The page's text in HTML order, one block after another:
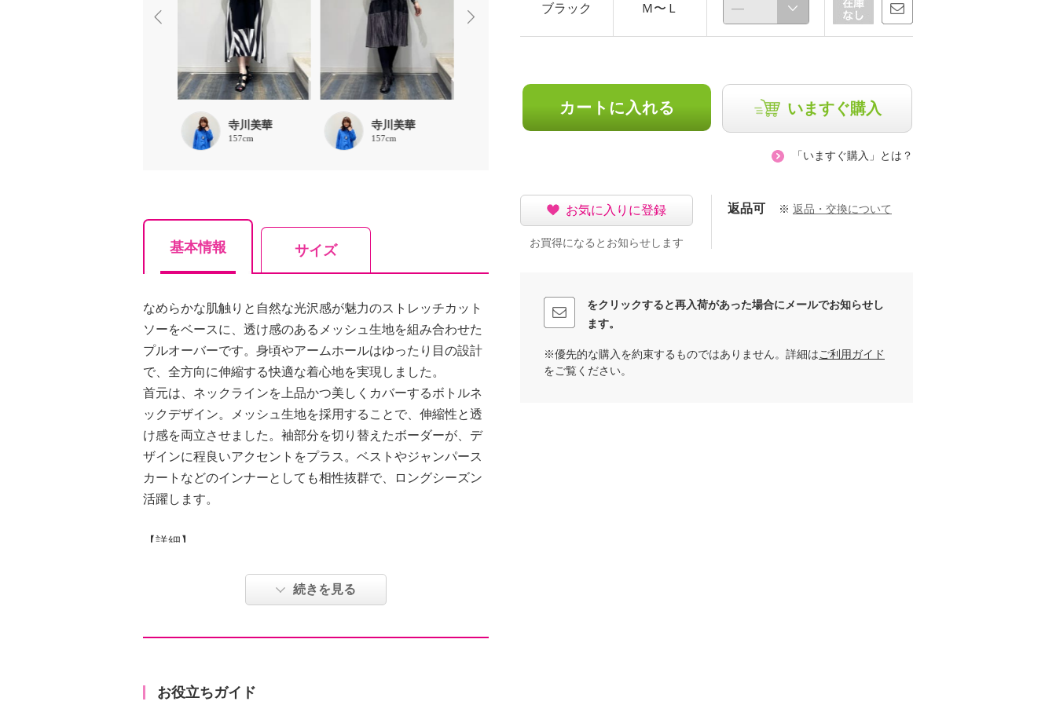
寺川美華
157cm
寺川美華
157cm
寺川美華
基本情報 サイズ
なめらかな肌触りと自然な光沢感が魅力のストレッチカット
ソーをベースに、透け感のあるメッシュ生地を組み合わせた
プルオーバーです。身頃やアームホールはゆったり目の設計
で、全方向に伸縮する快適な着心地を実現しました。
首元は、ネックラインを上品かつ美しくカバーするボトルネ
ックデザイン。メッシュ生地を採用することで、伸縮性と透
け感を両立させました。袖部分を切り替えたボーダーが、デ
ザインに程良いアクセントをプラス。ベストやジャンパース
カートなどのインナーとしても相性抜群で、ロングシーズン
活躍します。
【詳細】
【メンテナンス（絵表示ラベル）】
続きを見る
お役立ちガイド
ブラック Ｍ〜Ｌ
カートに入れる いますぐ購入
「いますぐ購入」とは？
お気に入りに登録
お買得になるとお知らせします
返品可 ※ 返品・交換について
をクリックすると再入荷があった場合にメールでお知らせし
ます。
※優先的な購入を約束するものではありません。詳細は ご利用ガイド
をご覧ください。